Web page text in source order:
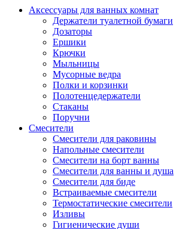
Аксессуары для ванных комнат
Держатели туалетной бумаги
Дозаторы
Ершики
Крючки
Мыльницы
Мусорные ведра
Полки и корзинки
Полотенцедержатели
Стаканы
Поручни
Смесители
Смесители для раковины
Напольные смесители
Смесители на борт ванны
Смесители для ванны и душа
Смесители для биде
Встраиваемые смесители
Термостатические смесители
Изливы
Гигиенические души